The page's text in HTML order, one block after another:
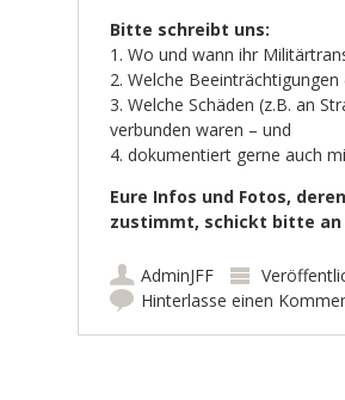
Bitte schreibt uns:
1. Wo und wann ihr
2. Welche
3. Welche Schäden (z.B. an
verbunden waren – und
4. dokumentiert gerne auch
Eure Infos und Fotos,
zustimmt, schickt bitte an
AdminJFF
Hinterlasse einen